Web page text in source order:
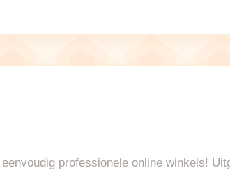
professionele online winkels!